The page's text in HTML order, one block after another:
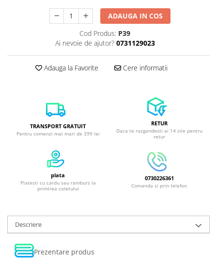
ADAUGA IN COS
Cod Produs: P39
Ai nevoie de ajutor? 0731129023
Adauga la Favorite Cere informatii
TRANSPORT GRATUIT
Pentru comenzi mai mari de 399 lei
RETUR
Daca te razgandesti ai 14 zile pentru
retur
plata
Platesti cu cardu sau ramburs la
primirea coletului
0730226361
Comanda si prin telefon
Descriere
Prezentare produs